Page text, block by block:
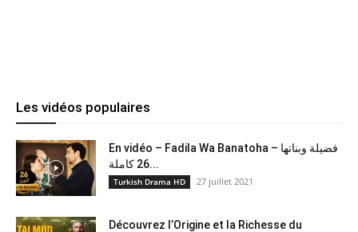
Les vidéos populaires
En vidéo – Fadila Wa Banatoha – فضيلة وبناتها
26 كاملة...
Turkish Drama HD 27 juillet 2021
Découvrez l’Origine et la Richesse du